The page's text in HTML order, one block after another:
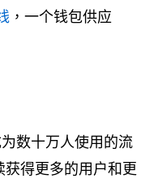
，一个钱包供应
数十万人使用的流
得更多的用户和更